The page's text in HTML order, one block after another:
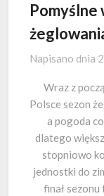
Pomyślne
Napisano dnia
Wraz z
Polsce sezon
a pogoda
dlatego
stopniowo
jednostki do
finał